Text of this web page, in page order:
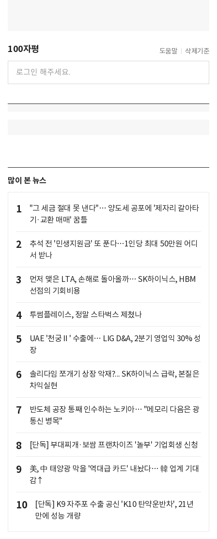
100자평 도움말 삭제기준
많이 본 뉴스
1
"그 세금 절대 못 낸다"… 양도세 공포에 '제자리 갈아타
기·교환 매매' 꿈틀
2
추석 전 '민생지원금' 또 푼다…1인당 최대 50만원 어디
서 받나
3
먼저 맺은 LTA, 손해로 돌아올까… SK하이닉스, HBM
선점의 기회비용
4 투썸플레이스, 정말 스타벅스 제쳤나
5
UAE '천궁Ⅱ' 수출에… LIG D&A, 2분기 영업익 30% 성
장
6
솔리다임 쪼개기 상장 악재?... SK하이닉스 급락, 본질은
차익실현
7
반도체 공장 통째 인수하는 노키아… "메모리 다음은 광
통신 병목"
8 [단독] 부대찌개·보쌈 프랜차이즈 '놀부' 기업회생 신청
9
美, 中 태양광 막을 '역대급 카드' 내놨다… 韓 업계 기대
감↑
10
[단독] K9 자주포 수출 공신 'K10 탄약운반차', 21년
만에 성능 개량